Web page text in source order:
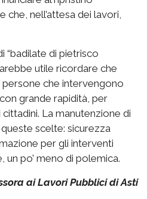
che, nell’attesa dei lavori,
“badilate di pietrisco
utile ricordare che
che intervengono
grande rapidità, per
La manutenzione di
scelte: sicurezza
per gli interventi
un po’ meno di polemica.
ai Lavori Pubblici di Asti